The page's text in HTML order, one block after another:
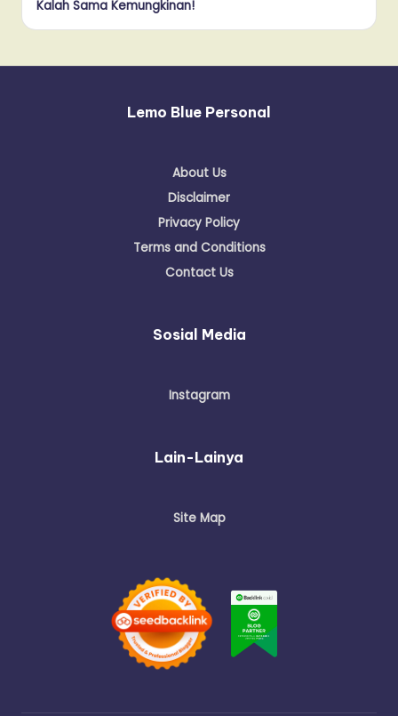
Kalah Sama Kemungkinan!
Lemo Blue Personal
About Us
Disclaimer
Privacy Policy
Terms and Conditions
Contact Us
Sosial Media
Instagram
Lain-Lainya
Site Map